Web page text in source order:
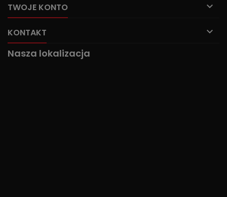
TWOJE KONTO 
KONTAKT 
Nasza lokalizacja